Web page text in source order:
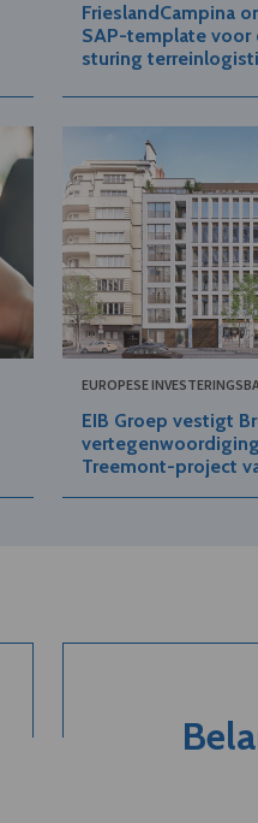
FrieslandCampina
SAP-template voor
sturing
EUROPESE
EIB Groep vestigt
Treemont-project